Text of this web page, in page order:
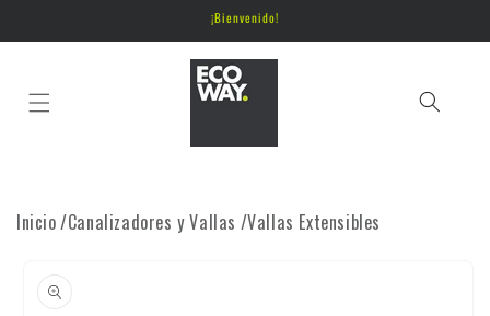
al contenido
¡Bienvenido!
Inicio /Canalizadores y Vallas /Vallas Extensibles
información